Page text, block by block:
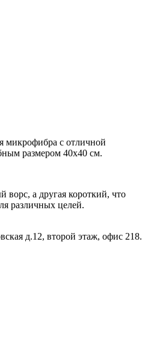
микрофибра с отличной
размером 40х40 см.
ворс, а другая короткий, что
различных целей.
д.12, второй этаж, офис 218.